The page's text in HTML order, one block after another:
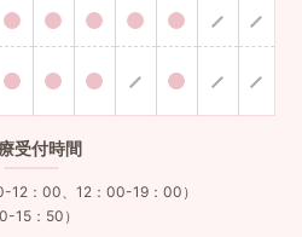
受付時間
12：00、12：00-19：00）
15：50）